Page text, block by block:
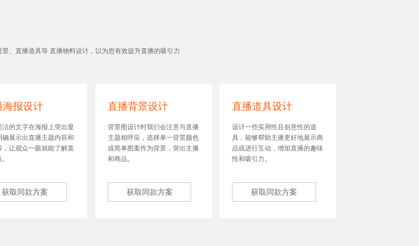
景、直播道具等 直播物料设计，以为您有效提升直播的吸引力
海报设计
洁的文字在海报上突出显
确展示出直播主题内容和
，让观众一眼就能了解直
获取同款方案
直播背景设计
背景图设计时我们会注意与直播
主题相呼应，选择单一背景颜色
或简单图案作为背景，突出主播
和商品。
获取同款方案
直播道具设计
设计一些实用性且创意性的道
具，能够帮助主播更好地展示商
品或进行互动，增加直播的趣味
性和吸引力。
获取同款方案